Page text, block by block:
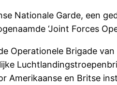
Nationale Garde, een
‘Joint Forces
Operationele Brigade van
Amerikaanse en Britse